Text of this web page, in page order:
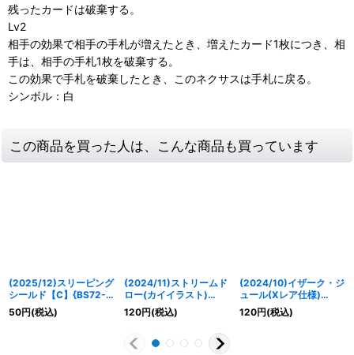
残ったカードは破棄する。
Lv2
相手の効果で相手の手札が増えたとき、増えたカード1枚につき、相
手は、相手の手札1枚を破棄する。
この効果で手札を破棄したとき、このネクサスは手札に戻る。
シンボル：白
この商品を買った人は、こんな商品も買っています
(2025/12)スリーピング
シールド【C】{BS72-
082}《黄》
50円(税込)
(2024/11)ストリームド
ロー(カイイラスト)
【-】{BS60-096}
《青》
120円(税込)
(2024/10)イザーク・ジ
ュール(Xレア仕様)
【C】{CB13-060}
《白》
120円(税込)